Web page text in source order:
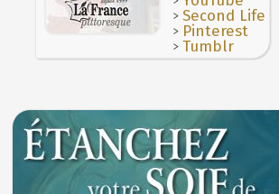
>Second Life
> Pinterest
>Tumblr